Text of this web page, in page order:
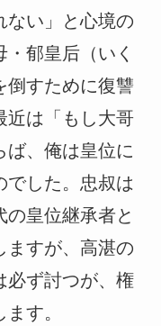
ない」と心境の
郁皇后（いく
倒すために復讐
近は「もし大哥
ば、俺は皇位に
でした。忠叔は
の皇位継承者と
ますが、高湛の
必ず討つが、権
す。